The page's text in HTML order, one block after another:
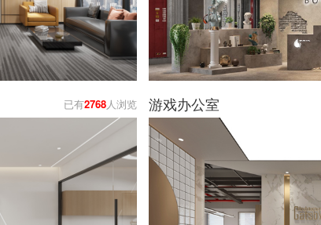
已有2768人浏览 游戏办公室